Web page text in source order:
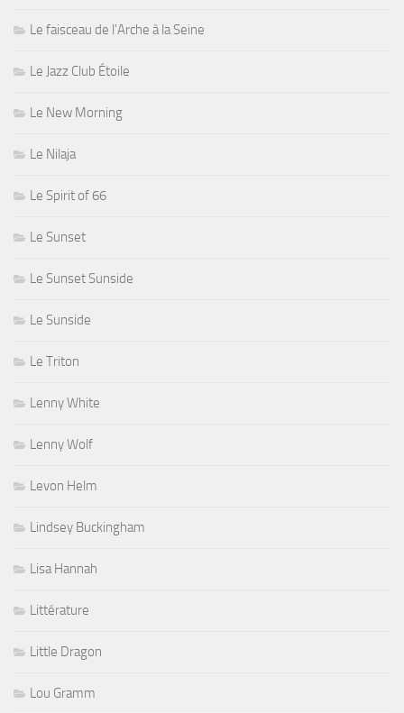
Le faisceau de l'Arche à la Seine
Le Jazz Club Étoile
Le New Morning
Le Nilaja
Le Spirit of 66
Le Sunset
Le Sunset Sunside
Le Sunside
Le Triton
Lenny White
Lenny Wolf
Levon Helm
Lindsey Buckingham
Lisa Hannah
Littérature
Little Dragon
Lou Gramm